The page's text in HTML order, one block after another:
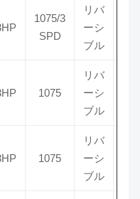
1075/3
SPD
リバ
ーシ
ブル
1075
リバ
ーシ
ブル
1075
リバ
ーシ
ブル